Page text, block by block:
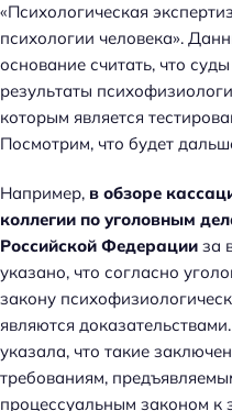
«Психологическая
психологии человека».
основание считать, что
результаты
которым является
Посмотрим, что будет
Например, в обзоре
коллегии по уголовным
Российской Федерации за
указано, что согласно
закону
являются
указала, что такие
требованиям,
процессуальным законом к